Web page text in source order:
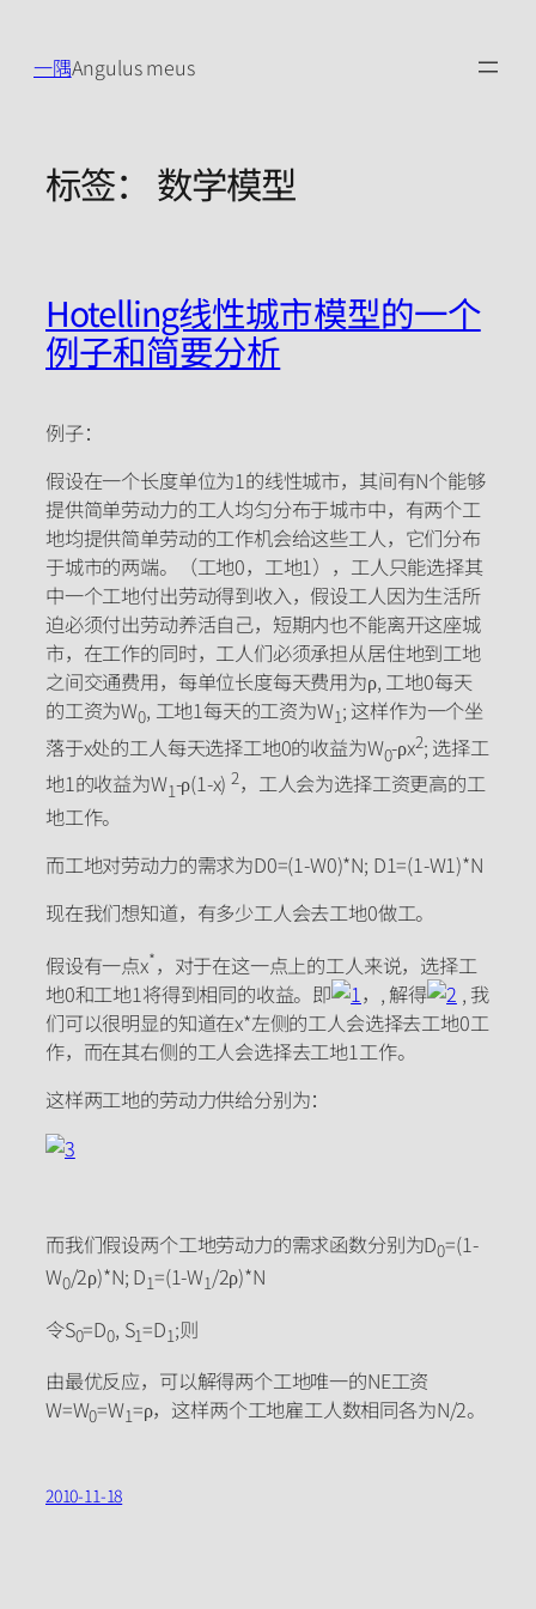
一隅Angulus meus
标签： 数学模型
Hotelling线性城市模型的一个
例子和简要分析
例子：
假设在一个长度单位为1的线性城市，其间有N个能够
提供简单劳动力的工人均匀分布于城市中，有两个工
地均提供简单劳动的工作机会给这些工人，它们分布
于城市的两端。（工地0，工地1），工人只能选择其
中一个工地付出劳动得到收入，假设工人因为生活所
迫必须付出劳动养活自己，短期内也不能离开这座城
市，在工作的同时，工人们必须承担从居住地到工地
之间交通费用，每单位长度每天费用为ρ, 工地0每天
的工资为W0, 工地1每天的工资为W1; 这样作为一个坐
落于x处的工人每天选择工地0的收益为W0-ρx2; 选择工
地1的收益为W1-ρ(1-x)2，工人会为选择工资更高的工
地工作。
而工地对劳动力的需求为D0=(1-W0)*N; D1=(1-W1)*N
现在我们想知道，有多少工人会去工地0做工。
假设有一点x*，对于在这一点上的工人来说，选择工
地0和工地1将得到相同的收益。即
，, 解得
, 我
们可以很明显的知道在x*左侧的工人会选择去工地0工
作，而在其右侧的工人会选择去工地1工作。
这样两工地的劳动力供给分别为：
而我们假设两个工地劳动力的需求函数分别为D0=(1-
W0/2ρ)*N; D1=(1-W1/2ρ)*N
令S0=D0, S1=D1;则
由最优反应，可以解得两个工地唯一的NE工资
W=W0=W1=ρ，这样两个工地雇工人数相同各为N/2。
2010-11-18